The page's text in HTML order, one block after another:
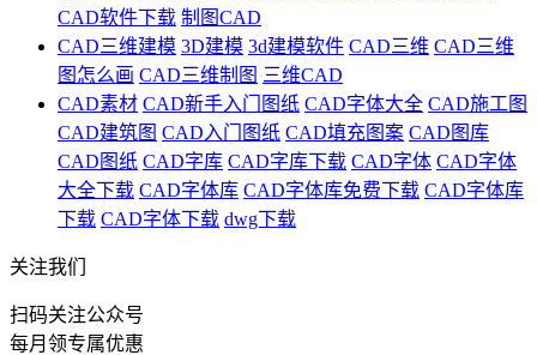
CAD软件下载 制图CAD
CAD三维建模 3D建模 3d建模软件 CAD三维 CAD三维
图怎么画 CAD三维制图 三维CAD
CAD素材 CAD新手入门图纸 CAD字体大全 CAD施工图
CAD建筑图 CAD入门图纸 CAD填充图案 CAD图库
CAD图纸 CAD字库 CAD字库下载 CAD字体 CAD字体
大全下载 CAD字体库 CAD字体库免费下载 CAD字体库
下载 CAD字体下载 dwg下载
关注我们
扫码关注公众号
每月领专属优惠